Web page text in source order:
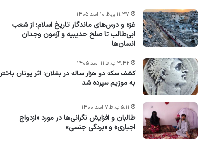
غزه و درس‌های ماندگار تاریخ اسلام؛ از شعب
ابی‌طالب تا صلح حدیبیه و آزمون وجدان
انسان‌ها
۱۱:۳۷ ق.ظ ۱۰ اسد ۱۴۰۵
کشف سکه دو هزار ساله در بغلان؛ اثر یونان باختر
به موزیم سپرده شد
۳:۴۲ ب.ظ ۱۱ اسد ۱۴۰۵
طالبان و افزایش نگرانی‌ها در مورد «ازدواج
اجباری» و «بردگی جنسی»
۵:۱۱ ب.ظ ۷ اسد ۱۴۰۰